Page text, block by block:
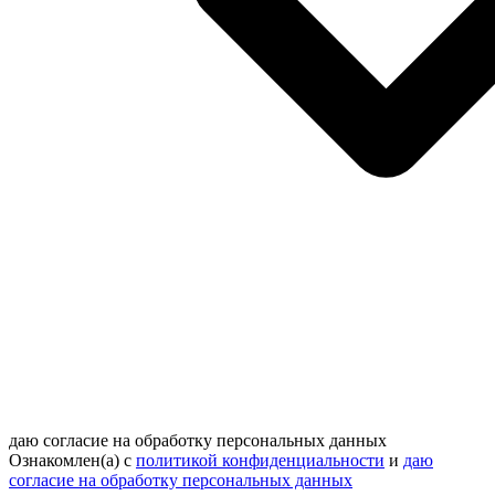
даю согласие на обработку персональных данных
Ознакомлен(а) с политикой конфиденциальности и даю
согласие на обработку персональных данных